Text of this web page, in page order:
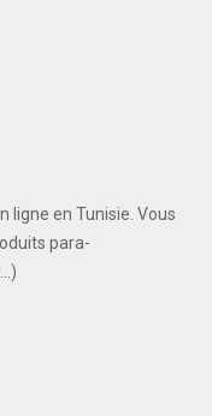
ligne en Tunisie. Vous
para-